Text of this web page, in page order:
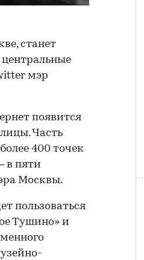
станет
мэр
появится
Часть
400 точек
в пяти
Москвы.
пользоваться
Тушино» и